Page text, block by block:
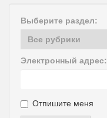
Выберите раздел:
Электронный адрес:
Отпишите меня